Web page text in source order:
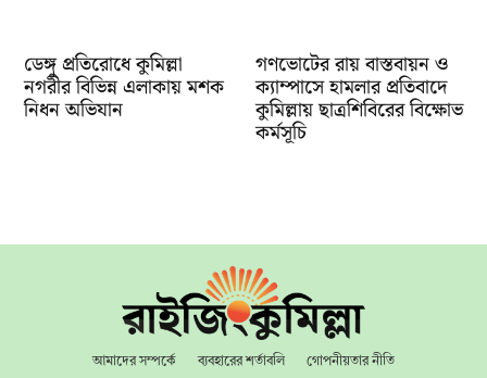
ডেঙ্গু প্রতিরোধে কুমিল্লা
নগরীর বিভিন্ন এলাকায় মশক
নিধন অভিযান
গণভোটের রায় বাস্তবায়ন ও
ক্যাম্পাসে হামলার প্রতিবাদে
কুমিল্লায় ছাত্রশিবিরের বিক্ষোভ
কর্মসূচি
আমাদের সম্পর্কে ব্যবহারের শর্তাবলি গোপনীয়তার নীতি